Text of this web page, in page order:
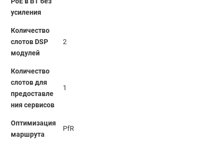
усиления
Количество
слотов DSP
модулей
2
Количество
слотов для
предоставле
ния сервисов
1
Оптимизация
маршрута
PfR